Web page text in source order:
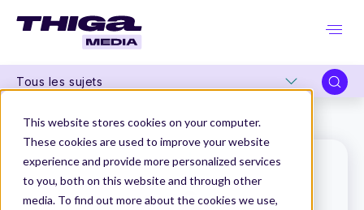
This website stores cookies on your computer.
These cookies are used to improve your website
experience and provide more personalized services
to you, both on this website and through other
media. To find out more about the cookies we use,
Tous les sujets
Thiga Media Le Dico du Produit Battle Cards